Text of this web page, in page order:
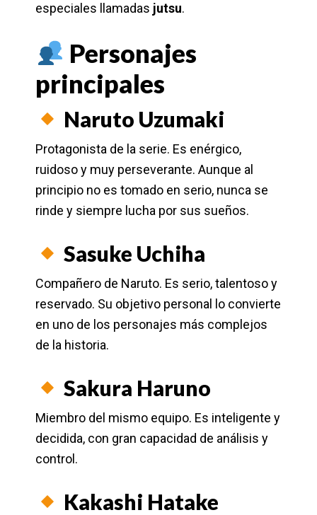
especiales llamadas jutsu.
Personajes
principales
Naruto Uzumaki
Protagonista de la serie. Es enérgico,
ruidoso y muy perseverante. Aunque al
principio no es tomado en serio, nunca se
rinde y siempre lucha por sus sueños.
Sasuke Uchiha
Compañero de Naruto. Es serio, talentoso y
reservado. Su objetivo personal lo convierte
en uno de los personajes más complejos
de la historia.
Sakura Haruno
Miembro del mismo equipo. Es inteligente y
decidida, con gran capacidad de análisis y
control.
Kakashi Hatake